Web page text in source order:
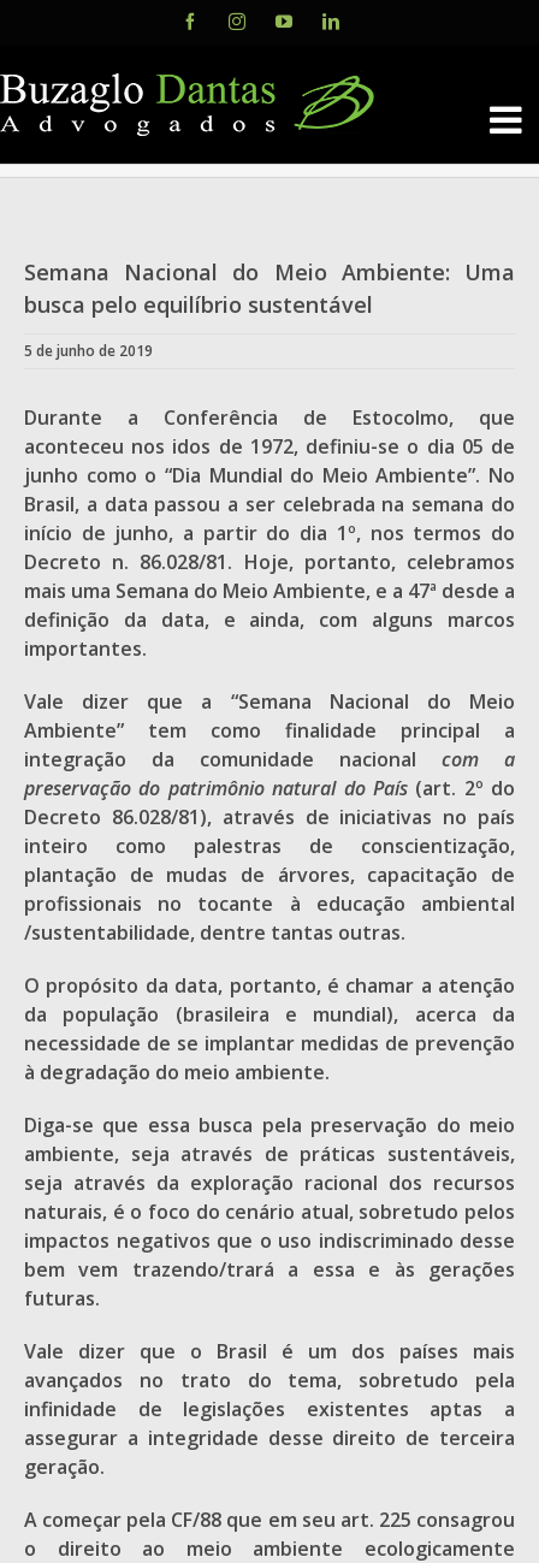
content
FacebookInstagramYouTubeLinkedIn
Semana Nacional do Meio Ambiente: Uma
busca pelo equilíbrio sustentável
5 de junho de 2019
Durante a Conferência de Estocolmo, que
aconteceu nos idos de 1972, definiu-se o dia 05 de
junho como o “Dia Mundial do Meio Ambiente”. No
Brasil, a data passou a ser celebrada na semana do
início de junho, a partir do dia 1º, nos termos do
Decreto n. 86.028/81. Hoje, portanto, celebramos
mais uma Semana do Meio Ambiente, e a 47ª desde a
definição da data, e ainda, com alguns marcos
importantes.
Vale dizer que a “Semana Nacional do Meio
Ambiente” tem como finalidade principal a
integração da comunidade nacional com a
preservação do patrimônio natural do País(art. 2º do
Decreto 86.028/81), através de iniciativas no país
inteiro como palestras de conscientização,
plantação de mudas de árvores, capacitação de
profissionais no tocante à educação ambiental
/sustentabilidade, dentre tantas outras.
O propósito da data, portanto, é chamar a atenção
da população (brasileira e mundial), acerca da
necessidade de se implantar medidas de prevenção
à degradação do meio ambiente.
Diga-se que essa busca pela preservação do meio
ambiente, seja através de práticas sustentáveis,
seja através da exploração racional dos recursos
naturais, é o foco do cenário atual, sobretudo pelos
impactos negativos que o uso indiscriminado desse
bem vem trazendo/trará a essa e às gerações
futuras.
Vale dizer que o Brasil é um dos países mais
avançados no trato do tema, sobretudo pela
infinidade de legislações existentes aptas a
assegurar a integridade desse direito de terceira
geração.
A começar pela CF/88 que em seu art. 225 consagrou
o direito ao meio ambiente ecologicamente